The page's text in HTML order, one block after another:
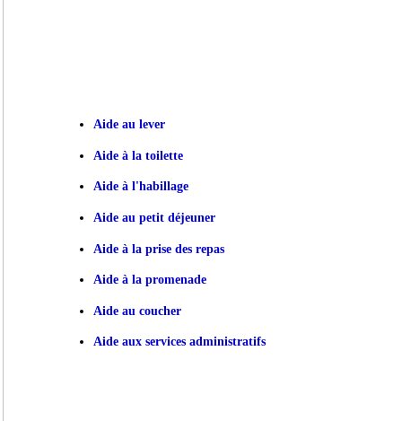
Aide au lever
Aide à la toilette
Aide à l'habillage
Aide au petit déjeuner
Aide à la prise des repas
Aide à la promenade
Aide au coucher
Aide aux services administratifs